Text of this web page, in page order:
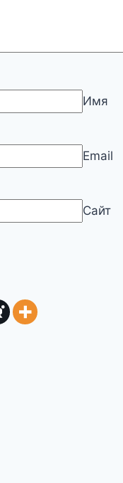
Имя
Email
Сайт